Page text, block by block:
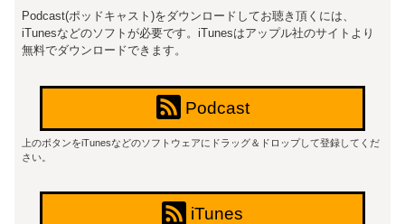
Podcast(ポッドキャスト)をダウンロードしてお聴き頂くには、
iTunesなどのソフトが必要です。iTunesはアップル社のサイトより
無料でダウンロードできます。
Podcast
上のボタンをiTunesなどのソフトウェアにドラッグ＆ドロップして登録してくだ
さい。
iTunes